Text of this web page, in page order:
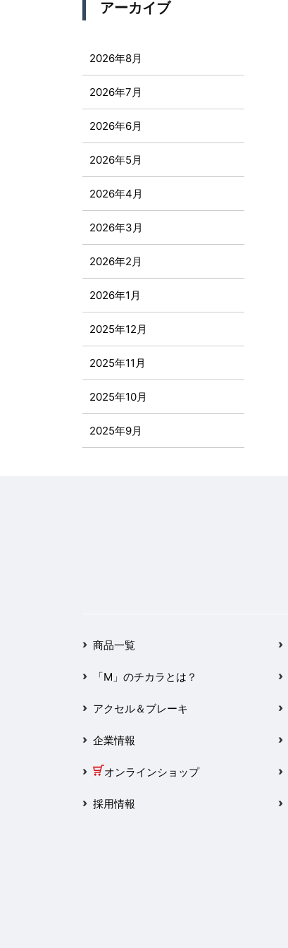
アーカイブ
2026年8月
2026年7月
2026年6月
2026年5月
2026年4月
2026年3月
2026年2月
2026年1月
2025年12月
2025年11月
2025年10月
2025年9月
2025年1月
2024年12月
2024年11月
2024年10月
商品一覧
「M」のチカラとは？
アクセル＆ブレーキ
企業情報
オンラインショップ
採用情報